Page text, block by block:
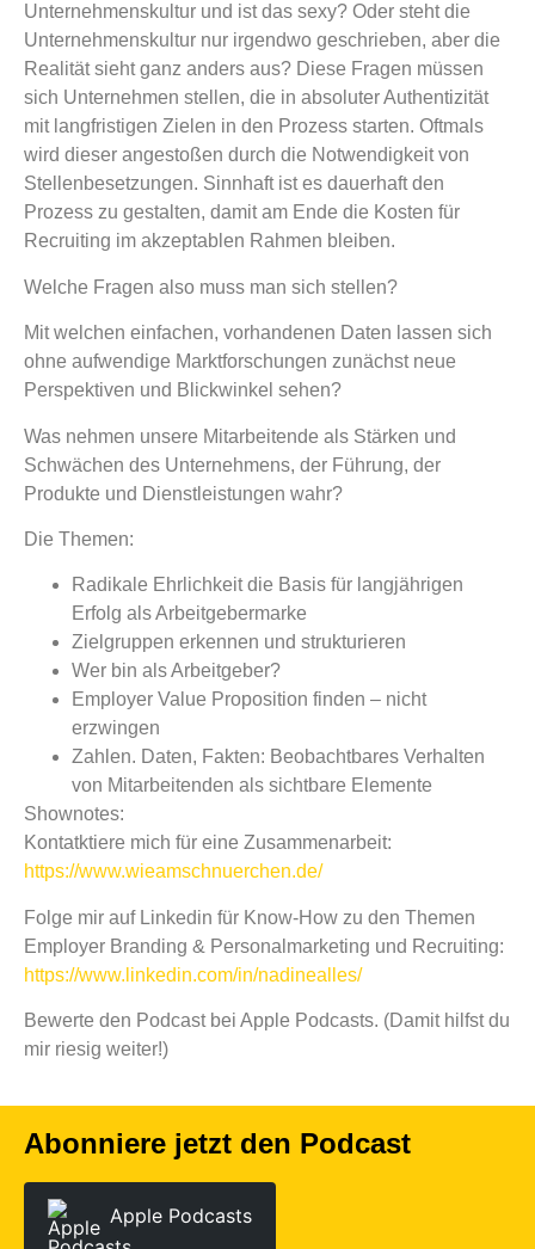
Unternehmenskultur und ist das sexy? Oder steht die
Unternehmenskultur nur irgendwo geschrieben, aber die
Realität sieht ganz anders aus? Diese Fragen müssen
sich Unternehmen stellen, die in absoluter Authentizität
mit langfristigen Zielen in den Prozess starten. Oftmals
wird dieser angestoßen durch die Notwendigkeit von
Stellenbesetzungen. Sinnhaft ist es dauerhaft den
Prozess zu gestalten, damit am Ende die Kosten für
Recruiting im akzeptablen Rahmen bleiben.
Welche Fragen also muss man sich stellen?
Mit welchen einfachen, vorhandenen Daten lassen sich
ohne aufwendige Marktforschungen zunächst neue
Perspektiven und Blickwinkel sehen?
Was nehmen unsere Mitarbeitende als Stärken und
Schwächen des Unternehmens, der Führung, der
Produkte und Dienstleistungen wahr?
Die Themen:
Radikale Ehrlichkeit die Basis für langjährigen
Erfolg als Arbeitgebermarke
Zielgruppen erkennen und strukturieren
Wer bin als Arbeitgeber?
Employer Value Proposition finden – nicht
erzwingen
Zahlen. Daten, Fakten: Beobachtbares Verhalten
von Mitarbeitenden als sichtbare Elemente
Shownotes:
Kontatktiere mich für eine Zusammenarbeit:
https://www.wieamschnuerchen.de/
Folge mir auf Linkedin für Know-How zu den Themen
Employer Branding & Personalmarketing und Recruiting:
https://www.linkedin.com/in/nadinealles/
Bewerte den Podcast bei Apple Podcasts. (Damit hilfst du
mir riesig weiter!)
Abonniere jetzt den Podcast
Apple Podcasts